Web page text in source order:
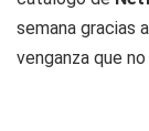
semana gracias
venganza que